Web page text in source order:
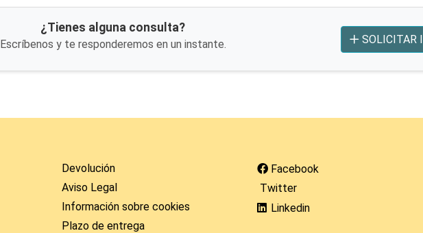
¿Tienes alguna consulta?
Escríbenos y te responderemos en un instante. SOLICITAR
Devolución
Aviso Legal
Información sobre cookies
Plazo de entrega
Facebook
Twitter
Linkedin